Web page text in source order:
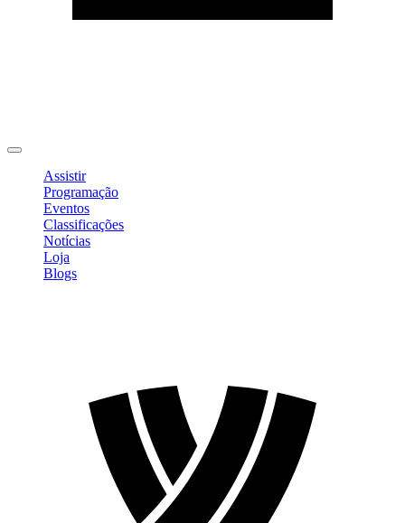
Assistir
Programação
Eventos
Classificações
Notícias
Loja
Blogs